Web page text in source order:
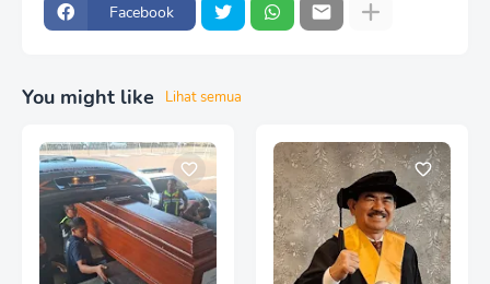
Facebook
You might like Lihat semua